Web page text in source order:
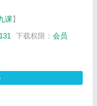
看？如果你是法院的审判
课】
下载权限： 会员